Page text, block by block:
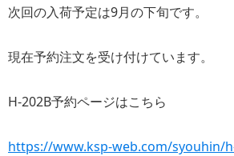
次回の入荷予定は9月の下旬です。
現在予約注文を受け付けています。
H-202B予約ページはこちら
https://www.ksp-web.com/syouhin/